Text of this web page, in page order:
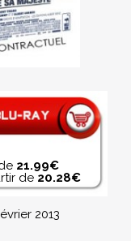
21.99€
de 20.28€
2013